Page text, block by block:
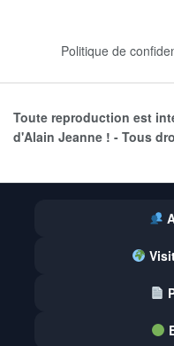
Politique de
Toute reproduction est
d'Alain Jeanne ! - Tous